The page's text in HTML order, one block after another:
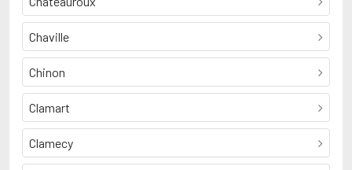
Chaville
Chinon
Clamart
Clamecy